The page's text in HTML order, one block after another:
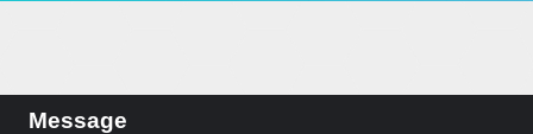
Message